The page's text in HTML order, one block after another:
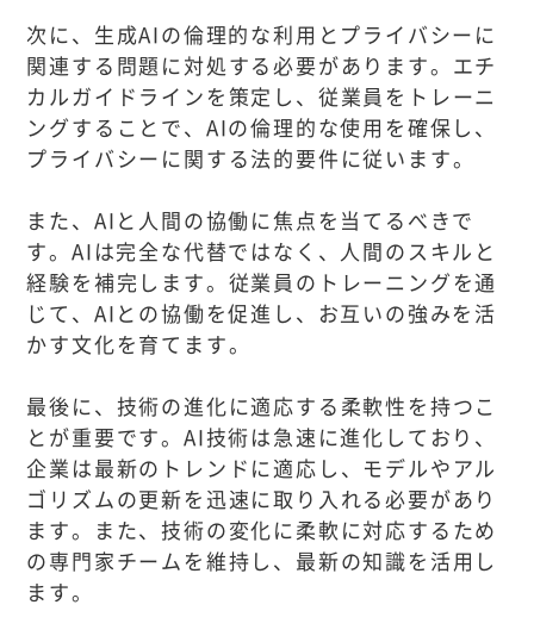
次に、生成AIの倫理的な利用とプライバシーに
関連する問題に対処する必要があります。エチ
カルガイドラインを策定し、従業員をトレーニ
ングすることで、AIの倫理的な使用を確保し、
プライバシーに関する法的要件に従います。
また、AIと人間の協働に焦点を当てるべきで
す。AIは完全な代替ではなく、人間のスキルと
経験を補完します。従業員のトレーニングを通
じて、AIとの協働を促進し、お互いの強みを活
かす文化を育てます。
最後に、技術の進化に適応する柔軟性を持つこ
とが重要です。AI技術は急速に進化しており、
企業は最新のトレンドに適応し、モデルやアル
ゴリズムの更新を迅速に取り入れる必要があり
ます。また、技術の変化に柔軟に対応するため
の専門家チームを維持し、最新の知識を活用し
ます。